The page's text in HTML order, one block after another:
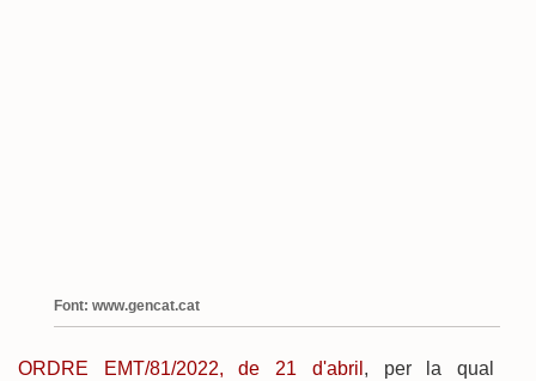
Font: www.gencat.cat
ORDRE EMT/81/2022, de 21 d'abril , per la qual